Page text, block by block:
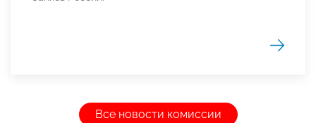
Все новости комиссии